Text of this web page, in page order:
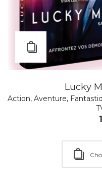
Lucky
Action, Aventure,